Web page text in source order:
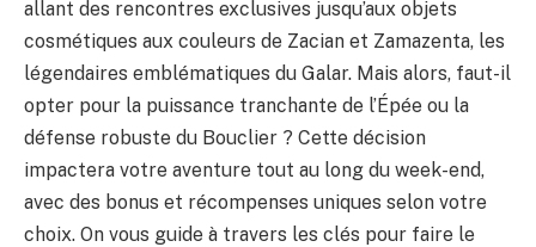
allant des rencontres exclusives jusqu’aux objets
cosmétiques aux couleurs de Zacian et Zamazenta, les
légendaires emblématiques du Galar. Mais alors, faut-il
opter pour la puissance tranchante de l’Épée ou la
défense robuste du Bouclier ? Cette décision
impactera votre aventure tout au long du week-end,
avec des bonus et récompenses uniques selon votre
choix. On vous guide à travers les clés pour faire le